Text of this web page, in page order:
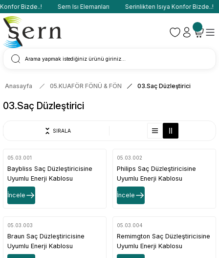
Bizde..! Sern Isı Elemanları Serinlikten Isıya Konfor Bizde..!
Anasayfa 05.KUAFÖR FÖNÜ & FÖN 03.Saç Düzleştirici
03.Saç Düzleştirici
SIRALA
05.03.001
Baybliss Saç Düzleştiricisine
Uyumlu Enerji Kablosu
İncele
05.03.002
Philips Saç Düzleştiricisine
Uyumlu Enerji Kablosu
İncele
05.03.003
Braun Saç Düzleştiricisine
Uyumlu Enerji Kablosu
05.03.004
Remimgton Saç Düzleştiricisine
Uyumlu Enerji Kablosu